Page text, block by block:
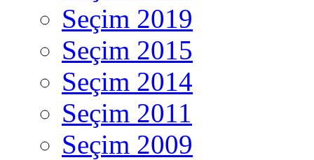
Seçim 2019
Seçim 2015
Seçim 2014
Seçim 2011
Seçim 2009